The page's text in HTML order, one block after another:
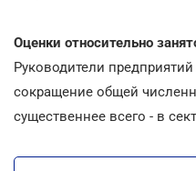
Оценки относительно
Руководители
сокращение общей
существеннее всего - в